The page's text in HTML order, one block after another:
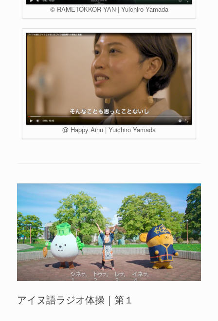
© RAMETOKKOR YAN | Yuichiro Yamada
@ Happy Ainu | Yuichiro Yamada
アイヌ語ラジオ体操｜第１